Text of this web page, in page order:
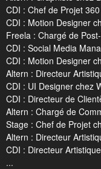
CDI : Chef de Projet
CDI : Motion Designer
Freela : Chargé de
CDI : Social Media
CDI : Motion Designer
Altern : Directeur
CDI : UI Designer chez
CDI : Directeur de
Altern : Chargé de
Stage : Chef de Projet
Altern : Directeur
CDI : Directeur
...